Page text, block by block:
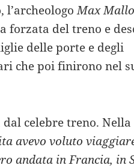
l’archeologoMax
forzata del treno e
delle porte e degli
che poi finirono nel
celebre treno. Nella
avevo voluto
andata in Francia, in